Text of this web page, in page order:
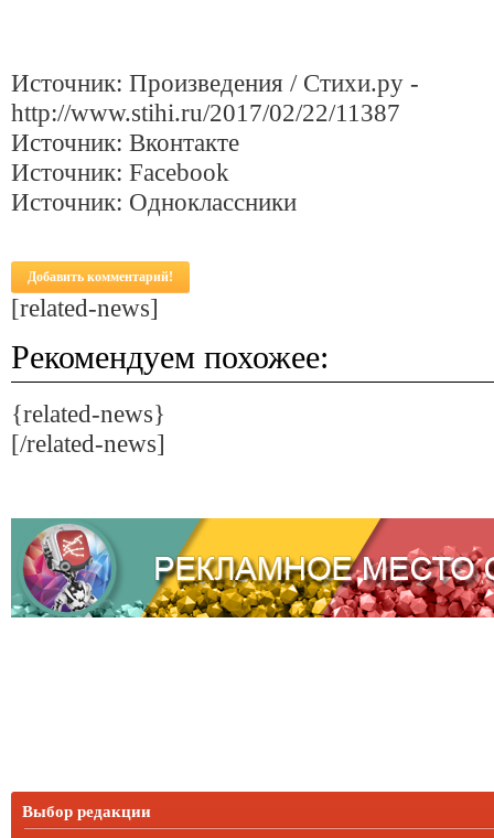
Источник: Произведения / Стихи.ру -
http://www.stihi.ru/2017/02/22/11387
Источник: Вконтакте
Источник: Facebook
Источник: Одноклассники
Добавить комментарий!
[related-news]
Рекомендуем похожее:
{related-news}
[/related-news]
Выбор редакции